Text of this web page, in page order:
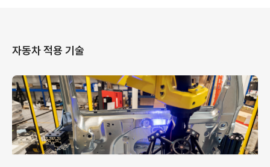
자동차 적용 기술